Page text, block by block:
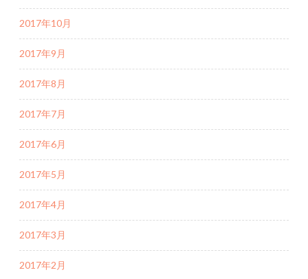
2017年10月
2017年9月
2017年8月
2017年7月
2017年6月
2017年5月
2017年4月
2017年3月
2017年2月